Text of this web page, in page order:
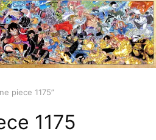
piece 1175”
1175